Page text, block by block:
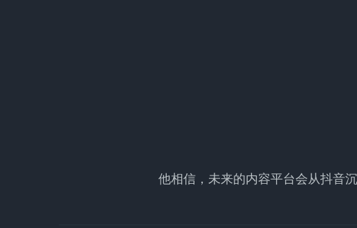
他相信，未来的内容平台会从抖音